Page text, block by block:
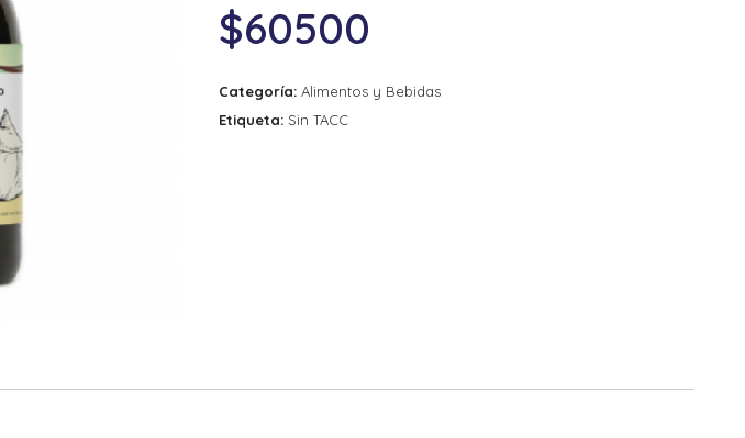
$60500
Categoría: Alimentos y Bebidas
Etiqueta: Sin TACC